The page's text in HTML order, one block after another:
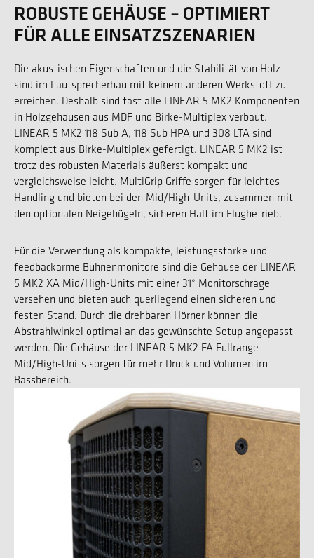
ROBUSTE GEHÄUSE – OPTIMIERT
FÜR ALLE EINSATZSZENARIEN
Die akustischen Eigenschaften und die Stabilität von Holz
sind im Lautsprecherbau mit keinem anderen Werkstoff zu
erreichen. Deshalb sind fast alle LINEAR 5 MK2 Komponenten
in Holzgehäusen aus MDF und Birke-Multiplex verbaut.
LINEAR 5 MK2 118 Sub A, 118 Sub HPA und 308 LTA sind
komplett aus Birke-Multiplex gefertigt. LINEAR 5 MK2 ist
trotz des robusten Materials äußerst kompakt und
vergleichsweise leicht. MultiGrip Griffe sorgen für leichtes
Handling und bieten bei den Mid/High-Units, zusammen mit
den optionalen Neigebügeln, sicheren Halt im Flugbetrieb.
Für die Verwendung als kompakte, leistungsstarke und
feedbackarme Bühnenmonitore sind die Gehäuse der LINEAR
5 MK2 XA Mid/High-Units mit einer 31° Monitorschräge
versehen und bieten auch querliegend einen sicheren und
festen Stand. Durch die drehbaren Hörner können die
Abstrahlwinkel optimal an das gewünschte Setup angepasst
werden. Die Gehäuse der LINEAR 5 MK2 FA Fullrange-
Mid/High-Units sorgen für mehr Druck und Volumen im
Bassbereich.